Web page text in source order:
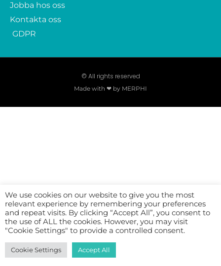
Jobba hos oss
Kontakta oss
GDPR
© All rights reserved
Made with ❤ by MERPHI
We use cookies on our website to give you the most
relevant experience by remembering your preferences
and repeat visits. By clicking “Accept All”, you consent to
the use of ALL the cookies. However, you may visit
"Cookie Settings" to provide a controlled consent.
Cookie Settings Accept All